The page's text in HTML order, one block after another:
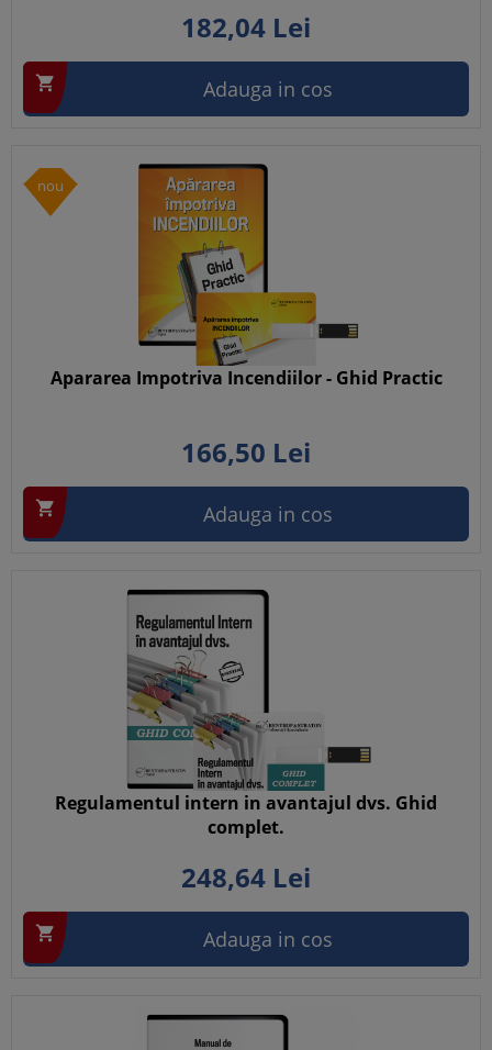
182,04 Lei
 Adauga in cos
nou
Apararea Impotriva Incendiilor - Ghid Practic
166,50 Lei
 Adauga in cos
Regulamentul intern in avantajul dvs. Ghid
complet.
248,64 Lei
 Adauga in cos